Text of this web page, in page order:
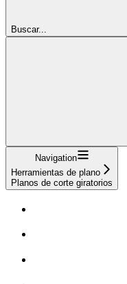
Buscar...
Navigation
Herramientas de plano
Planos de corte giratorios